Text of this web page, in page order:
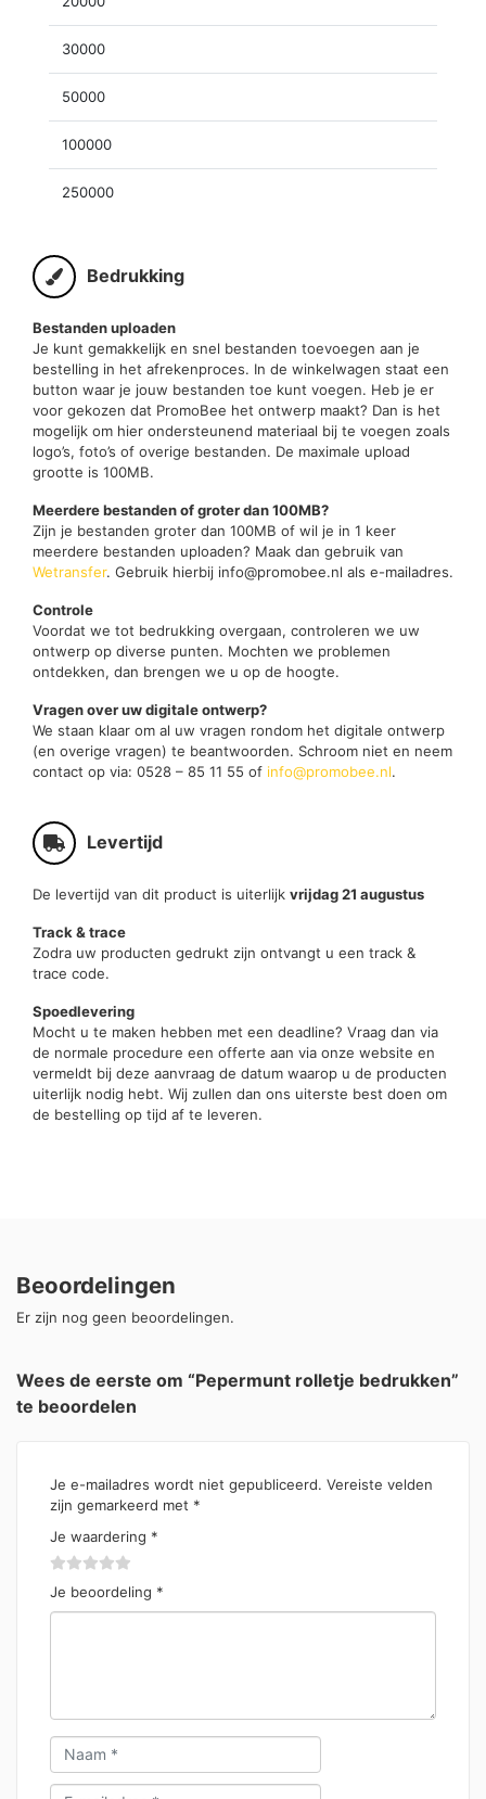
30000
50000
100000
250000
Bedrukking
Bestanden uploaden
Je kunt gemakkelijk en snel bestanden toevoegen aan je
bestelling in het afrekenproces. In de winkelwagen staat een
button waar je jouw bestanden toe kunt voegen. Heb je er
voor gekozen dat PromoBee het ontwerp maakt? Dan is het
mogelijk om hier ondersteunend materiaal bij te voegen zoals
logo’s, foto’s of overige bestanden. De maximale upload
grootte is 100MB.
Meerdere bestanden of groter dan 100MB?
Zijn je bestanden groter dan 100MB of wil je in 1 keer
meerdere bestanden uploaden? Maak dan gebruik van
Wetransfer. Gebruik hierbij info@promobee.nl als e-mailadres.
Controle
Voordat we tot bedrukking overgaan, controleren we uw
ontwerp op diverse punten. Mochten we problemen
ontdekken, dan brengen we u op de hoogte.
Vragen over uw digitale ontwerp?
We staan klaar om al uw vragen rondom het digitale ontwerp
(en overige vragen) te beantwoorden. Schroom niet en neem
contact op via: 0528 – 85 11 55 of info@promobee.nl.
Levertijd
De levertijd van dit product is uiterlijk vrijdag 21 augustus
Track & trace
Zodra uw producten gedrukt zijn ontvangt u een track &
trace code.
Spoedlevering
Mocht u te maken hebben met een deadline? Vraag dan via
de normale procedure een offerte aan via onze website en
vermeldt bij deze aanvraag de datum waarop u de producten
uiterlijk nodig hebt. Wij zullen dan ons uiterste best doen om
de bestelling op tijd af te leveren.
Beoordelingen
Er zijn nog geen beoordelingen.
Wees de eerste om “Pepermunt rolletje bedrukken”
te beoordelen
Je e-mailadres wordt niet gepubliceerd. Vereiste velden
zijn gemarkeerd met *
Je waardering *
Je beoordeling *